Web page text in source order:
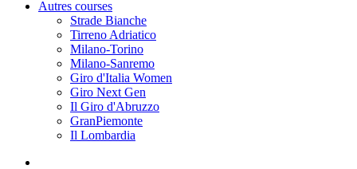
Autres courses
Strade Bianche
Tirreno Adriatico
Milano-Torino
Milano-Sanremo
Giro d'Italia Women
Giro Next Gen
Il Giro d'Abruzzo
GranPiemonte
Il Lombardia